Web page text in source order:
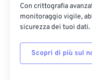
Con crittografia
monitoraggio vigile,
sicurezza dei tuoi dati.
Scopri di più sul